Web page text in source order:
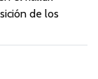
de los